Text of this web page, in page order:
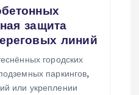
защита
линий
городских
паркингов,
или укреплении